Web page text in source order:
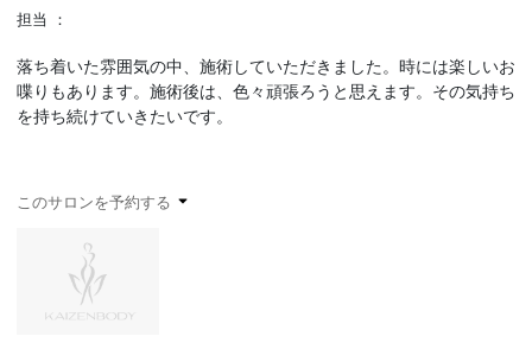
お問い合わせ
担当 ：
落ち着いた雰囲気の中、施術していただきました。時には楽しいお
喋りもあります。施術後は、色々頑張ろうと思えます。その気持ち
を持ち続けていきたいです。
このサロンを予約する